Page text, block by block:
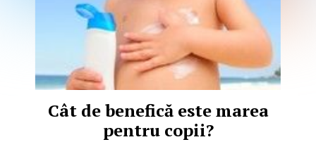
Cât de benefică este marea
pentru copii?